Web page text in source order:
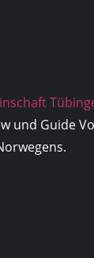
und Guide